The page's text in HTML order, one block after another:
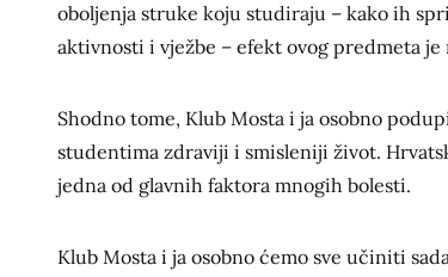
oboljenja struke koju studiraju – kako ih
aktivnosti i vježbe – efekt ovog predmeta
Shodno tome, Klub Mosta i ja osobno
studentima zdraviji i smisleniji život.
jedna od glavnih faktora mnogih bolesti.
Klub Mosta i ja osobno ćemo sve učiniti